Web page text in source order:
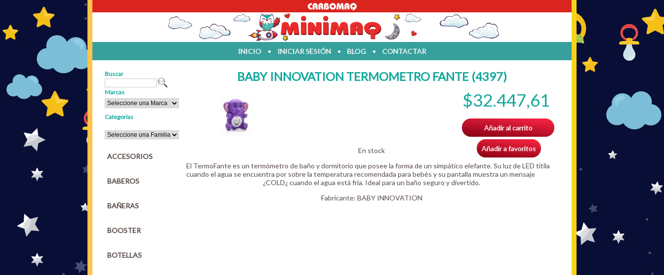
INICIO • INICIAR SESIÓN • BLOG • CONTACTAR
Buscar
Marcas
Categorías
ACCESORIOS
BABEROS
BAÑERAS
BOOSTER
BOTELLAS
BABY INNOVATION TERMOMETRO FANTE (4397)
$32.447,61
Añadir al carrito
Añadir a favoritos
En stock
El TermoFante es un termómetro de baño y dormitorio que posee la forma de un simpático elefante. Su luz de LED titila
cuando el agua se encuentra por sobre la temperatura recomendada para bebés y su pantalla muestra un mensaje
¿COLD¿ cuando el agua está fría. Ideal para un baño seguro y divertido.
Fabricante: BABY INNOVATION